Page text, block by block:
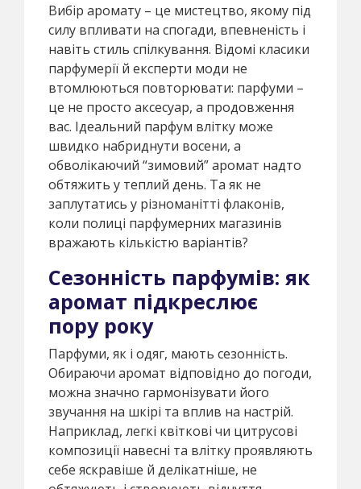
Вибір аромату – це мистецтво, якому під
силу впливати на спогади, впевненість і
навіть стиль спілкування. Відомі класики
парфумерії й експерти моди не
втомлюються повторювати: парфуми –
це не просто аксесуар, а продовження
вас. Ідеальний парфум влітку може
швидко набриднути восени, а
обволікаючий “зимовий” аромат надто
обтяжить у теплий день. Та як не
заплутатись у різноманітті флаконів,
коли полиці парфумерних магазинів
вражають кількістю варіантів?
Сезонність парфумів: як
аромат підкреслює
пору року
Парфуми, як і одяг, мають сезонність.
Обираючи аромат відповідно до погоди,
можна значно гармонізувати його
звучання на шкірі та вплив на настрій.
Наприклад, легкі квіткові чи цитрусові
композиції навесні та влітку проявляють
себе яскравіше й делікатніше, не